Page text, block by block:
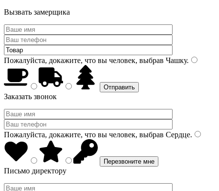
Вызвать замерщика
Пожалуйста, докажите, что вы человек, выбрав Чашку.
Заказать звонок
Пожалуйста, докажите, что вы человек, выбрав Сердце.
Письмо директору